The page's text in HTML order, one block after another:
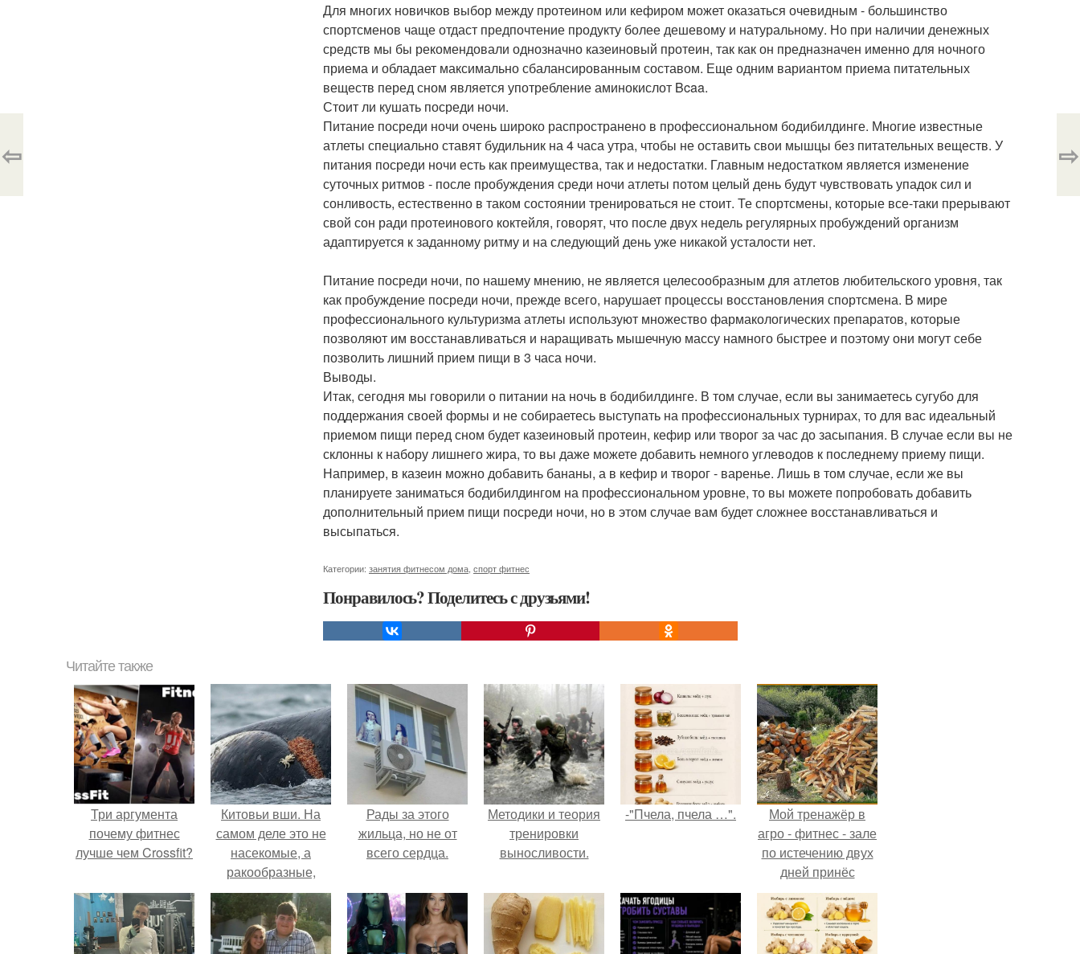
Для многих новичков выбор между протеином или кефиром может оказаться очевидным - большинство
спортсменов чаще отдаст предпочтение продукту более дешевому и натуральному. Но при наличии денежных
средств мы бы рекомендовали однозначно казеиновый протеин, так как он предназначен именно для ночного
приема и обладает максимально сбалансированным составом. Еще одним вариантом приема питательных
веществ перед сном является употребление аминокислот Bcaa.
Стоит ли кушать посреди ночи.
Питание посреди ночи очень широко распространено в профессиональном бодибилдинге. Многие известные
атлеты специально ставят будильник на 4 часа утра, чтобы не оставить свои мышцы без питательных веществ. У
питания посреди ночи есть как преимущества, так и недостатки. Главным недостатком является изменение
суточных ритмов - после пробуждения среди ночи атлеты потом целый день будут чувствовать упадок сил и
сонливость, естественно в таком состоянии тренироваться не стоит. Те спортсмены, которые все-таки прерывают
свой сон ради протеинового коктейля, говорят, что после двух недель регулярных пробуждений организм
адаптируется к заданному ритму и на следующий день уже никакой усталости нет.
Питание посреди ночи, по нашему мнению, не является целесообразным для атлетов любительского уровня, так
как пробуждение посреди ночи, прежде всего, нарушает процессы восстановления спортсмена. В мире
профессионального культуризма атлеты используют множество фармакологических препаратов, которые
позволяют им восстанавливаться и наращивать мышечную массу намного быстрее и поэтому они могут себе
позволить лишний прием пищи в 3 часа ночи.
Выводы.
Итак, сегодня мы говорили о питании на ночь в бодибилдинге. В том случае, если вы занимаетесь сугубо для
поддержания своей формы и не собираетесь выступать на профессиональных турнирах, то для вас идеальный
приемом пищи перед сном будет казеиновый протеин, кефир или творог за час до засыпания. В случае если вы не
склонны к набору лишнего жира, то вы даже можете добавить немного углеводов к последнему приему пищи.
Например, в казеин можно добавить бананы, а в кефир и творог - варенье. Лишь в том случае, если же вы
планируете заниматься бодибилдингом на профессиональном уровне, то вы можете попробовать добавить
дополнительный прием пищи посреди ночи, но в этом случае вам будет сложнее восстанавливаться и
высыпаться.
Категории: занятия фитнесом дома спорт фитнес
Понравилось? Поделитесь с друзьями!
⇦ ⇨
Читайте также
Три аргумента
почему фитнес
лучше чем Crossfit?
Китовьи вши. На
самом деле это не
насекомые, а
ракообразные,
относящиеся к
бокоплавам.
Рады за этого
жильца, но не от
всего сердца.
Методики и теория
тренировки
выносливости.
-"Пчела, пчела …".
Мой тренажёр в
агро - фитнес - зале
по истечению двух
дней принёс
ощутимый
результат.